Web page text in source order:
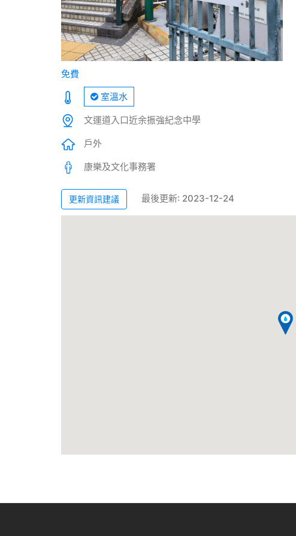
免費
室溫水
文運道入口近余振強紀念中學
戶外
康樂及文化事務署
更新資訊建議 最後更新: 2023-12-24